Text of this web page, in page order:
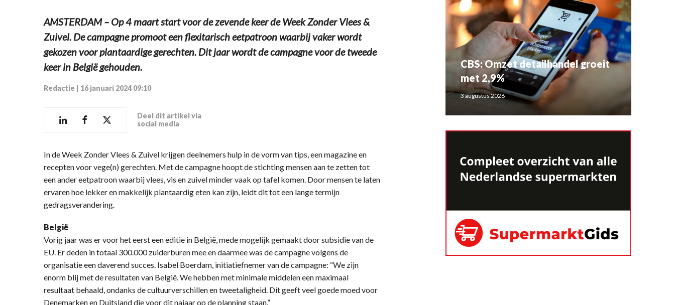
AMSTERDAM – Op 4 maart start voor de zevende keer de Week Zonder Vlees &
Zuivel. De campagne promoot een flexitarisch eetpatroon waarbij vaker wordt
gekozen voor plantaardige gerechten. Dit jaar wordt de campagne voor de tweede
keer in België gehouden.
Redactie 16 januari 2024 09:10
Deel dit artikel via
social media
In de Week Zonder Vlees & Zuivel krijgen deelnemers hulp in de vorm van tips, een magazine en
recepten voor vege(n) gerechten. Met de campagne hoopt de stichting mensen aan te zetten tot
een ander eetpatroon waarbij vlees, vis en zuivel minder vaak op tafel komen. Door mensen te laten
ervaren hoe lekker en makkelijk plantaardig eten kan zijn, leidt dit tot een lange termijn
gedragsverandering.
België
Vorig jaar was er voor het eerst een editie in België, mede mogelijk gemaakt door subsidie van de
EU. Er deden in totaal 300.000 zuiderburen mee en daarmee was de campagne volgens de
organisatie een daverend succes. Isabel Boerdam, initiatiefnemer van de campagne: “We zijn
enorm blij met de resultaten van België. We hebben met minimale middelen een maximaal
resultaat behaald, ondanks de cultuurverschillen en tweetaligheid. Dit geeft veel goede moed voor
Denemarken en Duitsland die voor dit najaar op de planning staan.”
CBS: Omzet detailhandel groeit
met 2,9%
3 augustus 2026